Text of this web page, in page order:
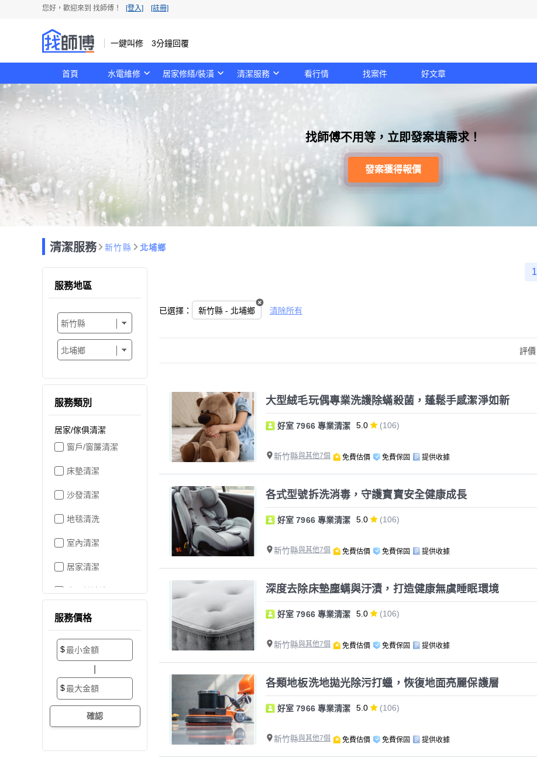
您好，歡迎來到 找師傅！ [登入] [註冊]
一鍵叫修 3分鐘回覆
首頁 水電維修 居家修繕/裝潢 清潔服務 看行情 找案件 好文章
找師傅不用等，立即發案填需求！
發案獲得報價
清潔服務 新竹縣 北埔鄉
1
已選擇： 新竹縣 - 北埔鄉 清除所有
服務地區
服務類別
居家/傢俱清潔
窗戶/窗簾清潔
床墊清潔
沙發清潔
地毯清洗
室內清潔
居家清潔
空屋打掃
居家收納
搬家/裝潢後清潔
大掃除
辦公室清潔
服務價格
$
$
評價
大型絨毛玩偶專業洗護除蟎殺菌，蓬鬆手感潔淨如新
好室 7966 專業清潔 5.0 (106)
新竹縣與其他7個 免費估價 免費保固 提供收據
各式型號拆洗消毒，守護寶寶安全健康成長
好室 7966 專業清潔 5.0 (106)
新竹縣與其他7個 免費估價 免費保固 提供收據
深度去除床墊塵螨與汙漬，打造健康無虞睡眠環境
好室 7966 專業清潔 5.0 (106)
新竹縣與其他7個 免費估價 免費保固 提供收據
各類地板洗地拋光除污打蠟，恢復地面亮麗保護層
好室 7966 專業清潔 5.0 (106)
新竹縣與其他7個 免費估價 免費保固 提供收據